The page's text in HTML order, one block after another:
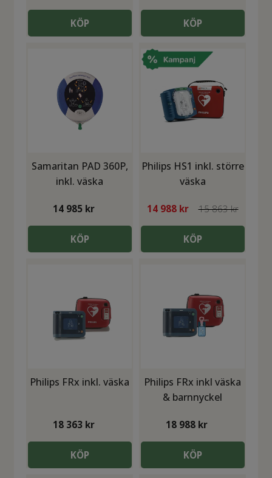
KÖP KÖP
Samaritan PAD 360P,
inkl. väska
14 985 kr
KÖP
Philips HS1 inkl. större
väska
14 988 kr 15 863 kr
KÖP
Philips FRx inkl. väska
18 363 kr
KÖP
Philips FRx inkl väska
& barnnyckel
18 988 kr
KÖP